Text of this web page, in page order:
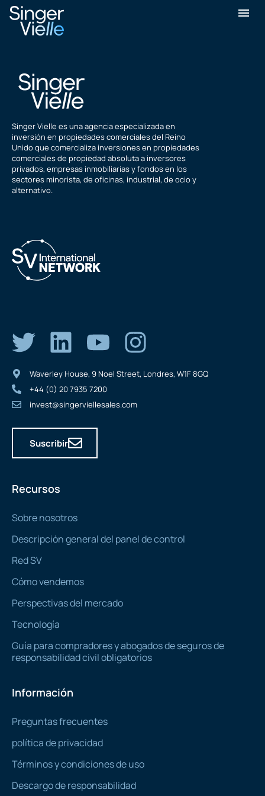
Stephen Hudson
Singer Vielle es una agencia especializada en
inversión en propiedades comerciales del Reino
Unido que comercializa inversiones en propiedades
comerciales de propiedad absoluta a inversores
privados, empresas inmobiliarias y fondos en los
sectores minorista, de oficinas, industrial, de ocio y
alternativo.
Recursos
Sobre nosotros
Descripción general del panel de control
Red SV
Cómo vendemos
Perspectivas del mercado
Tecnología
Guía para compradores y abogados de seguros de
responsabilidad civil obligatorios
Información
Preguntas frecuentes
política de privacidad
Términos y condiciones de uso
Descargo de responsabilidad
Waverley House, 9 Noel Street, Londres, W1F 8GQ
+44 (0) 20 7935 7200
invest@singerviellesales.com
Suscribir